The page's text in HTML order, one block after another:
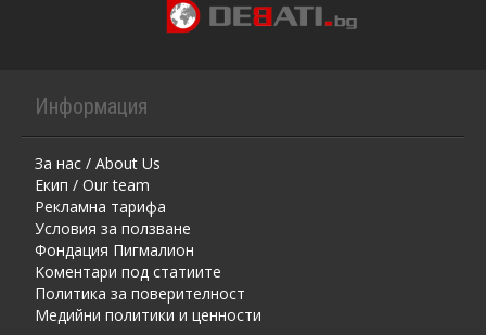
Информация
За нас / About Us
Екип / Our team
Рекламна тарифа
Условия за ползване
Фондация Пигмалион
Kоментaри под статиите
Политика за поверителност
Медийни политики и ценности